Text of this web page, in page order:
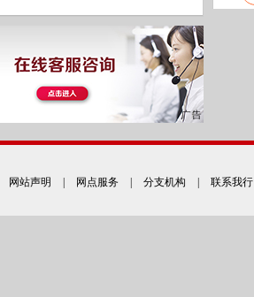
网站声明 网点服务 分支机构 联系我行